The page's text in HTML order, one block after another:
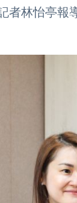
者林怡亭報